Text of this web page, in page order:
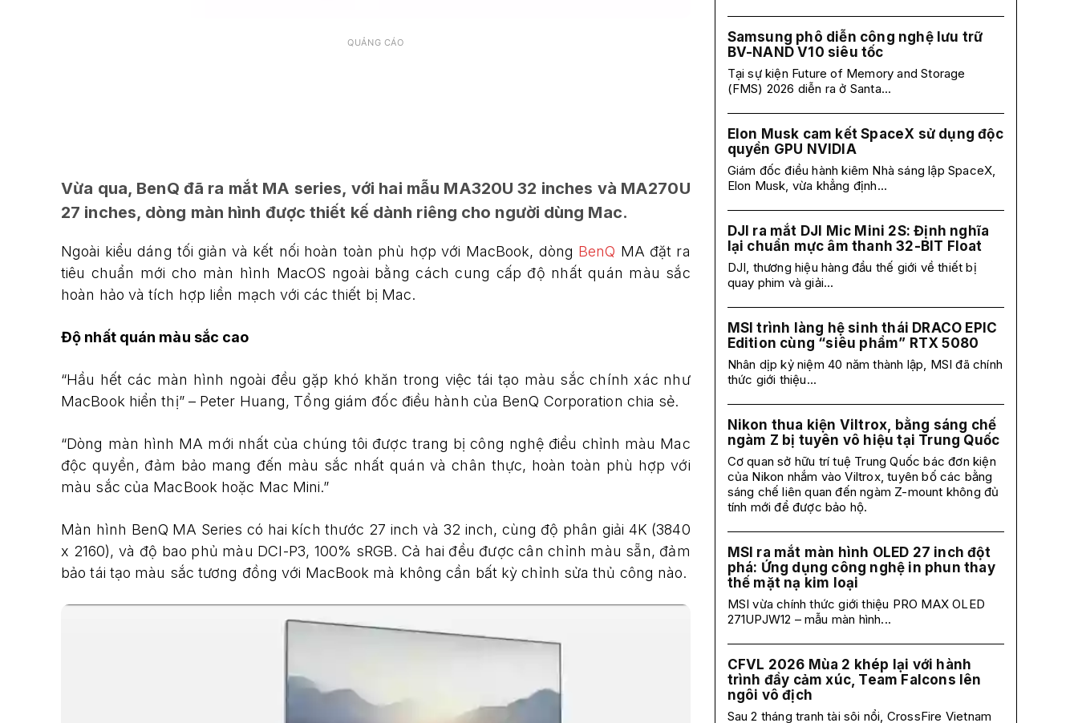
QUẢNG CÁO
Vừa qua, BenQ đã ra mắt MA series, với hai mẫu MA320U 32 inches và MA270U
27 inches, dòng màn hình được thiết kế dành riêng cho người dùng Mac.
Ngoài kiểu dáng tối giản và kết nối hoàn toàn phù hợp với MacBook, dòng BenQ MA đặt ra
tiêu chuẩn mới cho màn hình MacOS ngoài bằng cách cung cấp độ nhất quán màu sắc
hoàn hảo và tích hợp liền mạch với các thiết bị Mac.
Độ nhất quán màu sắc cao
“Hầu hết các màn hình ngoài đều gặp khó khăn trong việc tái tạo màu sắc chính xác như
MacBook hiển thị” – Peter Huang, Tổng giám đốc điều hành của BenQ Corporation chia sẻ.
“Dòng màn hình MA mới nhất của chúng tôi được trang bị công nghệ điều chỉnh màu Mac
độc quyền, đảm bảo mang đến màu sắc nhất quán và chân thực, hoàn toàn phù hợp với
màu sắc của MacBook hoặc Mac Mini.”
Màn hình BenQ MA Series có hai kích thước 27 inch và 32 inch, cùng độ phân giải 4K (3840
x 2160), và độ bao phủ màu DCI-P3, 100% sRGB. Cả hai đều được cân chỉnh màu sẵn, đảm
bảo tái tạo màu sắc tương đồng với MacBook mà không cần bất kỳ chỉnh sửa thủ công nào.
Samsung phô diễn công nghệ lưu trữ
BV-NAND V10 siêu tốc
Tại sự kiện Future of Memory and Storage
(FMS) 2026 diễn ra ở Santa...
Elon Musk cam kết SpaceX sử dụng độc
quyền GPU NVIDIA
Giám đốc điều hành kiêm Nhà sáng lập SpaceX,
Elon Musk, vừa khẳng định...
DJI ra mắt DJI Mic Mini 2S: Định nghĩa
lại chuẩn mực âm thanh 32-BIT Float
DJI, thương hiệu hàng đầu thế giới về thiết bị
quay phim và giải...
MSI trình làng hệ sinh thái DRACO EPIC
Edition cùng “siêu phẩm” RTX 5080
Nhân dịp kỷ niệm 40 năm thành lập, MSI đã chính
thức giới thiệu...
Nikon thua kiện Viltrox, bằng sáng chế
ngàm Z bị tuyên vô hiệu tại Trung Quốc
Cơ quan sở hữu trí tuệ Trung Quốc bác đơn kiện
của Nikon nhắm vào Viltrox, tuyên bố các bằng
sáng chế liên quan đến ngàm Z-mount không đủ
tính mới để được bảo hộ.
MSI ra mắt màn hình OLED 27 inch đột
phá: Ứng dụng công nghệ in phun thay
thế mặt nạ kim loại
MSI vừa chính thức giới thiệu PRO MAX OLED
271UPJW12 – mẫu màn hình...
CFVL 2026 Mùa 2 khép lại với hành
trình đầy cảm xúc, Team Falcons lên
ngôi vô địch
Sau 2 tháng tranh tài sôi nổi, CrossFire Vietnam